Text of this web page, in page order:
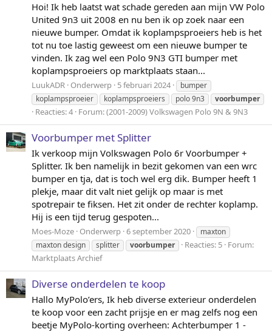
Hoi! Ik heb laatst wat schade gereden aan mijn VW Polo
United 9n3 uit 2008 en nu ben ik op zoek naar een
nieuwe bumper. Omdat ik koplampsproeiers heb is het
tot nu toe lastig geweest om een nieuwe bumper te
vinden. Ik zag wel een Polo 9N3 GTI bumper met
koplampsproeiers op marktplaats staan...
LuukADR Onderwerp 5 februari 2024
bumper
koplampsproeier
koplampsproeiers polo 9n3 voorbumper
Reacties: 4 Forum:(2001-2009) Volkswagen Polo 9N & 9N3
Voorbumper met Splitter
Ik verkoop mijn Volkswagen Polo 6r Voorbumper +
Splitter. Ik ben namelijk in bezit gekomen van een wrc
bumper en tja, dat is toch wel erg dik. Bumper heeft 1
plekje, maar dit valt niet gelijk op maar is met
spotrepair te fiksen. Het zit onder de rechter koplamp.
Hij is een tijd terug gespoten...
Moes-Moze Onderwerp 6 september 2020
maxton
maxton design
splitter voorbumper Reacties: 5 Forum:
Marktplaats Archief
Diverse onderdelen te koop
Hallo MyPolo’ers, Ik heb diverse exterieur onderdelen
te koop voor een zacht prijsje en er mag zelfs nog een
beetje MyPolo-korting overheen: Achterbumper 1 -